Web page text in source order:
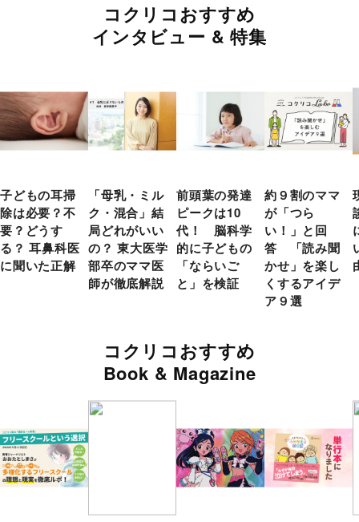
コクリコおすすめ
インタビュー & 特集
子どもの耳掃
除は必要？不
要？どうす
る？ 耳鼻科医
に聞いた正解
「母乳・ミル
ク・混合」結
局どれがいい
の？ 東大医学
部卒のママ医
師が徹底解説
前頭葉の発達
ピークは10
代！ 脳科学
的に子どもの
「ならいご
と」を検証
約９割のママ
が「つら
い！」と回
答 「読み聞
かせ」を楽し
くするアイデ
ア９選
コクリコおすすめ
Book & Magazine